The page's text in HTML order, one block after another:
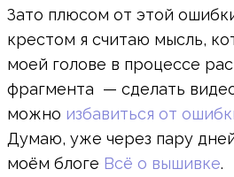
Зато плюсом от этой
крестом я считаю мысль,
моей голове в процессе
фрагмента — сделать
можно избавиться от
Думаю, уже через пару
моём блоге Всё о вышивке.